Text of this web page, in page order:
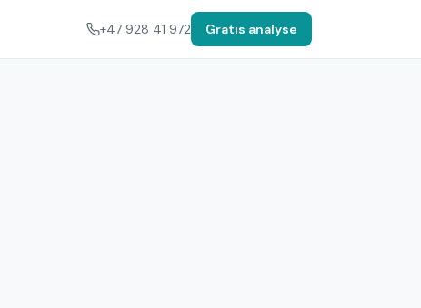
+47 928 41 972 Gratis analyse